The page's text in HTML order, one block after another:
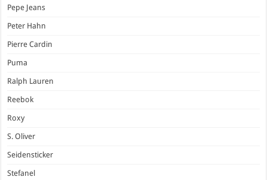
Pepe Jeans
Peter Hahn
Pierre Cardin
Puma
Ralph Lauren
Reebok
Roxy
S. Oliver
Seidensticker
Stefanel